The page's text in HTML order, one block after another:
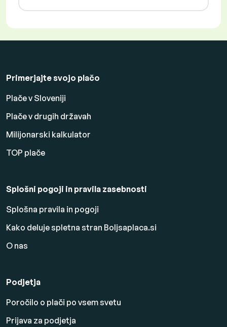
Primerjajte svojo plačo
Plače v Sloveniji
Plače v drugih državah
Milijonarski kalkulator
TOP plače
Splošni pogoji in pravila zasebnosti
Splošna pravila in pogoji
Kako deluje spletna stran Boljsaplaca.si
O nas
Podjetja
Poročilo o plači po vsem svetu
Prijava za podjetja